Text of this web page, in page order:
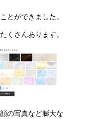
とができました。
くさんあります。
の写真など膨大な